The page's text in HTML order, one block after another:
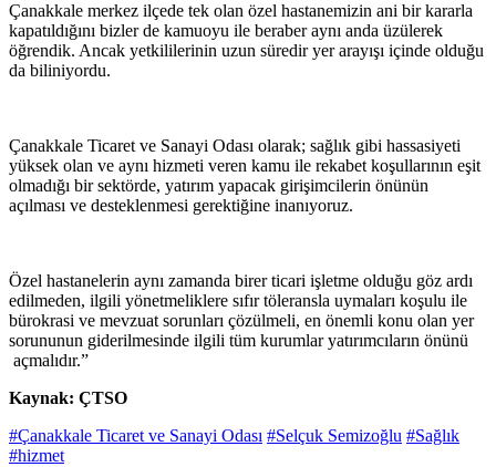
Çanakkale merkez ilçede tek olan özel hastanemizin ani bir kararla
kapatıldığını bizler de kamuoyu ile beraber aynı anda üzülerek
öğrendik. Ancak yetkililerinin uzun süredir yer arayışı içinde olduğu
da biliniyordu.
Çanakkale Ticaret ve Sanayi Odası olarak; sağlık gibi hassasiyeti
yüksek olan ve aynı hizmeti veren kamu ile rekabet koşullarının eşit
olmadığı bir sektörde, yatırım yapacak girişimcilerin önünün
açılması ve desteklenmesi gerektiğine inanıyoruz.
Özel hastanelerin aynı zamanda birer ticari işletme olduğu göz ardı
edilmeden, ilgili yönetmeliklere sıfır töleransla uymaları koşulu ile
bürokrasi ve mevzuat sorunları çözülmeli, en önemli konu olan yer
sorununun giderilmesinde ilgili tüm kurumlar yatırımcıların önünü
açmalıdır.”
Kaynak: ÇTSO
#Çanakkale Ticaret ve Sanayi Odası #Selçuk Semizoğlu #Sağlık
#hizmet